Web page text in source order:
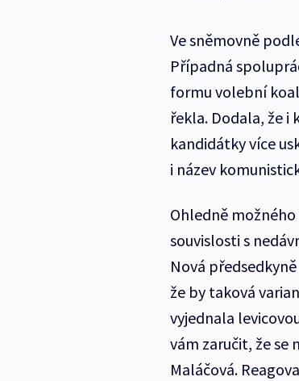
Ve sněmovně
Případná
formu volební
řekla. Dodala, že
kandidátky více
i název
Ohledně
souvislosti s
Nová
že by taková
vyjednala
vám zaručit, že se
Maláčová.